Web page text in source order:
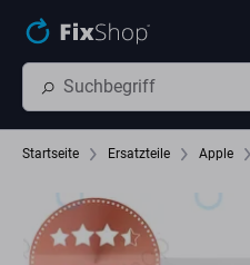
Startseite Ersatzteile Apple